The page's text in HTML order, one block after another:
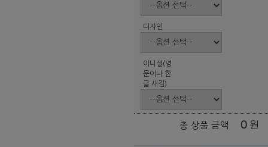
디자인
이니셜(영
문이나 한
글 새김)
총 상품 금액 0 원